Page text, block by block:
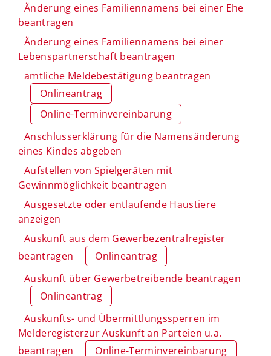
Änderung eines Familiennamens bei einer Ehe
beantragen
Änderung eines Familiennamens bei einer
Lebenspartnerschaft beantragen
amtliche Meldebestätigung beantragen
Onlineantrag
Online-Terminvereinbarung
Anschlusserklärung für die Namensänderung
eines Kindes abgeben
Aufstellen von Spielgeräten mit
Gewinnmöglichkeit beantragen
Ausgesetzte oder entlaufende Haustiere
anzeigen
Auskunft aus dem Gewerbezentralregister
beantragen
Onlineantrag
Auskunft über Gewerbetreibende beantragen
Onlineantrag
Auskunfts- und Übermittlungssperren im
Melderegisterzur Auskunft an Parteien u.a.
beantragen
Online-Terminvereinbarung